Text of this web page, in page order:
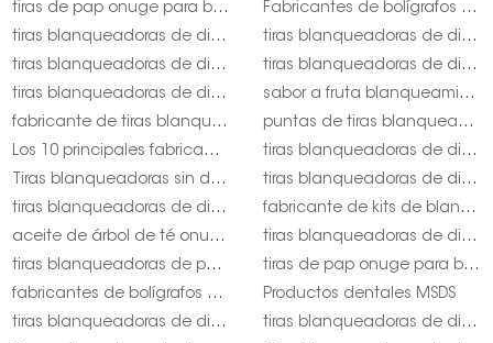
tiras de pap onuge para blanquear los dientes en el Reino Unido
Fabricantes de bolígrafos blanqueadores de dientes con sabor a fruta onuge
tiras blanqueadoras de dientes pap+ opiniones onuge
tiras blanqueadoras de dientes con aceite de árbol de té
tiras blanqueadoras de dientes sin polímeros
tiras blanqueadoras de dientes con carbón activado
tiras blanqueadoras de dientes orgánicas
sabor a fruta blanqueamiento dental tira dental onuge
fabricante de tiras blanqueadoras de dientes naturales
puntas de tiras blanqueadoras onuge
Los 10 principales fabricantes de blanqueamiento dental
tiras blanqueadoras de dientes con hidroxiapatita onuge
Tiras blanqueadoras sin dióxido de cloro
tiras blanqueadoras de dientes totalmente naturales
tiras blanqueadoras de dientes con fórmulas personalizadas
fabricante de kits de blanqueamiento dental
aceite de árbol de té onuge para el dolor de muelas
tiras blanqueadoras de dientes vs pen onuge
tiras blanqueadoras de papanicolaou para onuge del Reino Unido
tiras de pap onuge para blanquear los dientes en EE. UU.
fabricantes de bolígrafos para blanquear los dientes | onuge
Productos dentales MSDS
tiras blanqueadoras de dientes onuge australia
tiras blanqueadoras de dientes naturales